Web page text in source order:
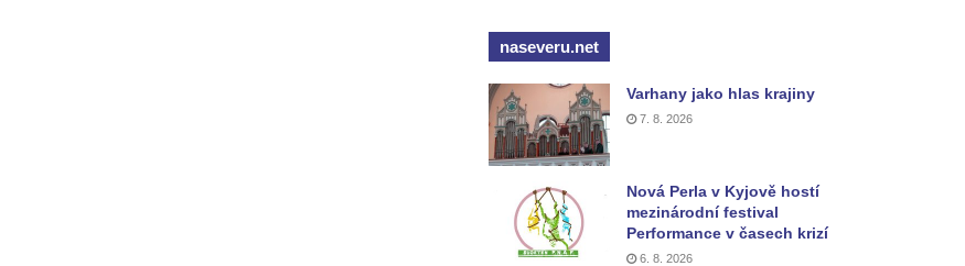
naseveru.net
Varhany jako hlas krajiny
7. 8. 2026
Nová Perla v Kyjově hostí
mezinárodní festival
Performance v časech krizí
6. 8. 2026